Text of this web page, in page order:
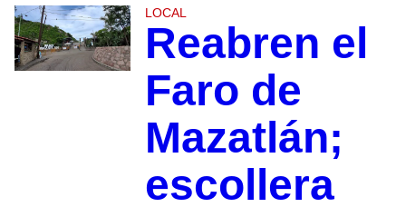
LOCAL
Reabren el
Faro de
Mazatlán;
escollera